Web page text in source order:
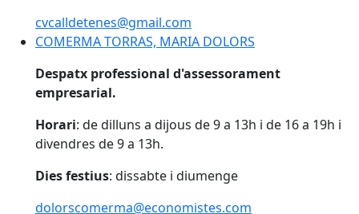
cvcalldetenes@gmail.com
COMERMA TORRAS, MARIA DOLORS
COMERMA TORRAS, MARIA DOLORS
Despatx professional d'assessorament
empresarial.
Horari: de dilluns a dijous de 9 a 13h i de 16 a 19h i
divendres de 9 a 13h.
Dies festius: dissabte i diumenge
dolorscomerma@economistes.com